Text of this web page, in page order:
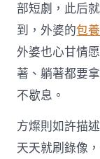
部短劇，此后
到，外婆的包
外婆也心甘情
著、躺著都要
不歇息。
方燦則如許描
天天就刷錄像